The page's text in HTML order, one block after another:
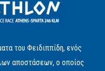
του Φειδιππίδη, ενός
αποστάσεων, ο οποίος